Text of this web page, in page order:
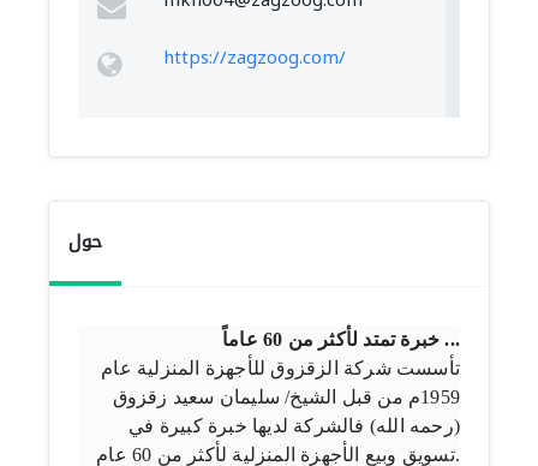
https://zagzoog.com/
حول
خبرة تمتد لأكثر من 60 عاماً ...
تأسست شركة الزقزوق للأجهزة المنزلية عام
1959م من قبل الشيخ/ سليمان سعيد زقزوق
(رحمه الله) فالشركة لديها خبرة كبيرة في
تسويق وبيع الأجهزة المنزلية لأكثر من 60 عام.